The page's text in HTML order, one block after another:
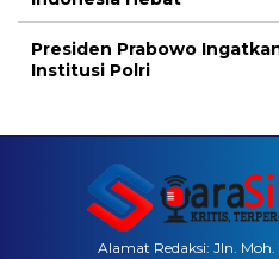
Presiden Prabowo
Institusi Polri
Alamat Redaksi: Jln.